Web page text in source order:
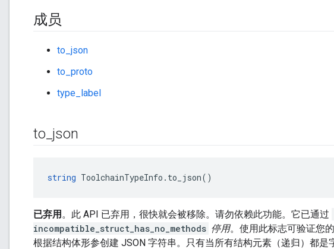
成员
to_json
to_proto
type_label
to json
string ToolchainTypeInfo.to_json()
已弃用 。此 API 已弃用，很快就会被移除。请勿依赖此功能。它已通过
incompatible_struct_has_no_methods 停用。使用此标志可验证您
根据结构体形参创建 JSON 字符串。只有当所有结构元素（递归）都